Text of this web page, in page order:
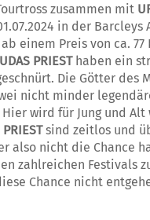
zusammen mit
in der Barcleys
einem Preis von ca. 77
PRIEST haben ein
Die Götter des
nicht minder
wird für Jung und Alt
PRIESTsind zeitlos und
also nicht die Chance
zahlreichen Festivals
Chance nicht